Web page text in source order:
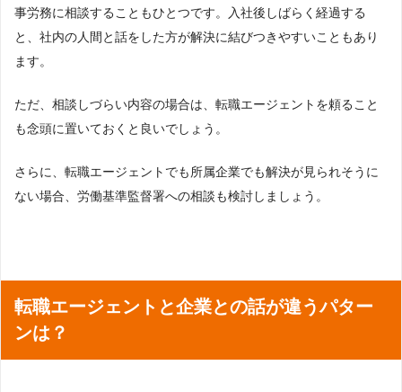
事労務に相談することもひとつです。入社後しばらく経過する
と、社内の人間と話をした方が解決に結びつきやすいこともあり
ます。
ただ、相談しづらい内容の場合は、転職エージェントを頼ること
も念頭に置いておくと良いでしょう。
さらに、転職エージェントでも所属企業でも解決が見られそうに
ない場合、労働基準監督署への相談も検討しましょう。
転職エージェントと企業との話が違うパター
ンは？